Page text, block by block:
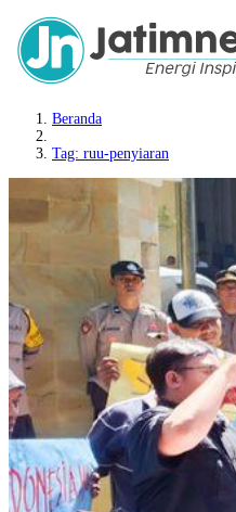
Beranda
Tag: ruu-penyiaran